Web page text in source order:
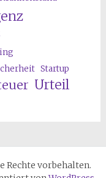
Startup
Urteil
Rechte vorbehalten.